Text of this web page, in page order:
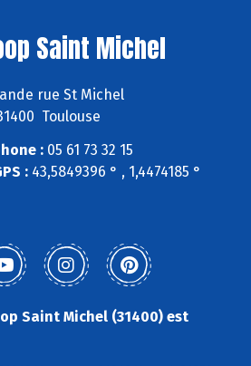
Saint Michel
rue St Michel
Toulouse
: 05 61 73 32 15
:43,5849396 ° , 1,4474185 °
Saint Michel (31400) est